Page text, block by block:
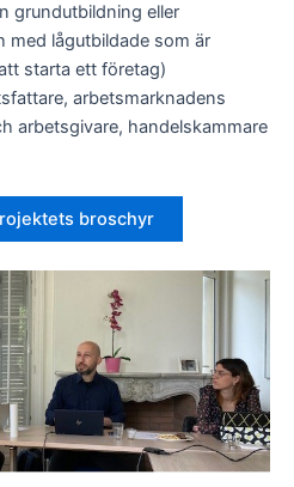
grundutbildning eller
med lågutbildade som är
starta ett företag)
arbetsmarknadens
arbetsgivare, handelskammare
broschyr